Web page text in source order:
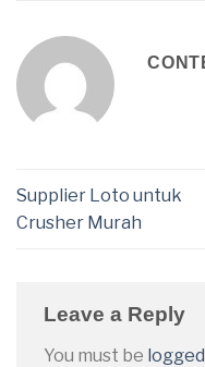
Supplier Loto untuk
Crusher Murah
Leave a Reply
You must be